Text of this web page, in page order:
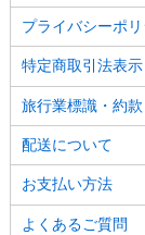
プライバシーポ
特定商取引法表示
旅行業標識・約款
配送について
お支払い方法
よくあるご質問